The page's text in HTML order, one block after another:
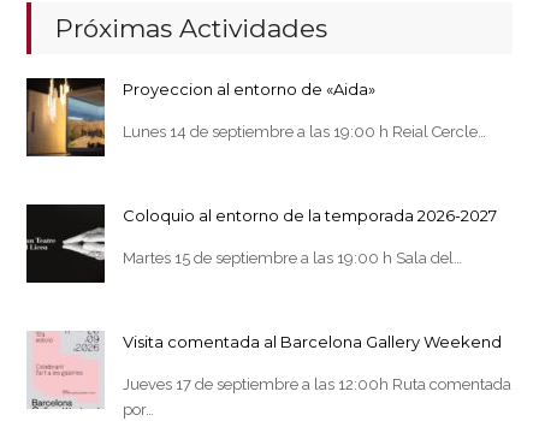
Próximas Actividades
Proyeccion al entorno de «Aida»
Lunes 14 de septiembre a las 19:00 h Reial Cercle…
Coloquio al entorno de la temporada 2026-2027
Martes 15 de septiembre a las 19:00 h Sala del…
Visita comentada al Barcelona Gallery Weekend
Jueves 17 de septiembre a las 12:00h Ruta comentada
por…